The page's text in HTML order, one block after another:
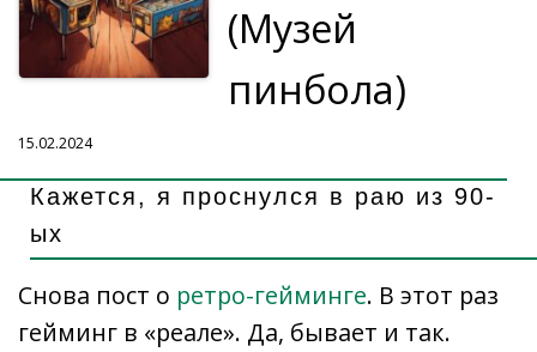
(Музей
пинбола)
15.02.2024
Кажется, я проснулся в раю из 90-
ых
Снова пост о ретро-гейминге. В этот раз
гейминг в «реале». Да, бывает и так.